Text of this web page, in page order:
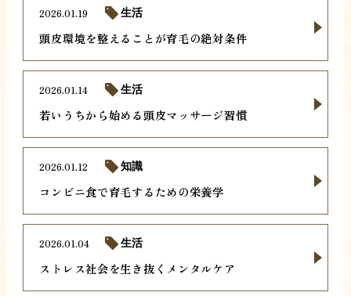
頭皮環境を整えることが育毛の絶対条件
2026.01.19 生活
若いうちから始める頭皮マッサージ習慣
2026.01.14 生活
コンビニ食で育毛するための栄養学
2026.01.12 知識
ストレス社会を生き抜くメンタルケア
2026.01.04 生活